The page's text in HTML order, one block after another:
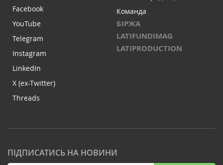
Facebook
YouTube
Telegram
Instagram
LinkedIn
X (ex-Twitter)
Threads
Команда
БІРЖА
LATIFUNDIMAG
LATIPRODUCTION
ПІДПИСАТИСЬ НА НОВИНИ